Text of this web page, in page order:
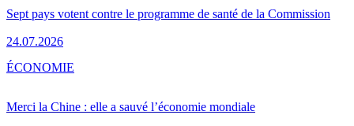
Sept pays votent contre le programme de santé de la Commission
24.07.2026
Merci la Chine : elle a sauvé l’économie mondiale
ÉCONOMIE